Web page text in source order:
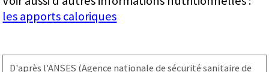
les apports caloriques
D'après l'ANSES (Agence nationale de sécurité sanitaire de